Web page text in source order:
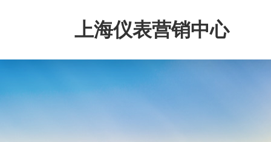
上海仪表营销中心